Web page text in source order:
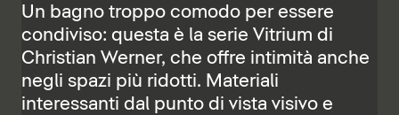
Un bagno troppo comodo per essere
condiviso: questa è la serie Vitrium di
Christian Werner, che offre intimità anche
negli spazi più ridotti. Materiali
interessanti dal punto di vista visivo e